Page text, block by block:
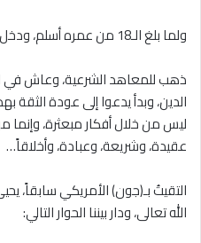
ولما بلغ الـ18 من عمره أسلم، ودخل في هذا الدين العظيم!!
ذهب للمعاهد الشرعية، وعاش في
الدين، وبدأ يدعوا إلى عودة الثقة
ليس من خلال أفكار مبعثرة، وإنما
عقيدة، وشريعة، وعبادة، وأخلاقاً…
التقيتُ بـ(جون) الأمريكي سابقاً،
الله تعالى، ودار بيننا الحوار التالي: